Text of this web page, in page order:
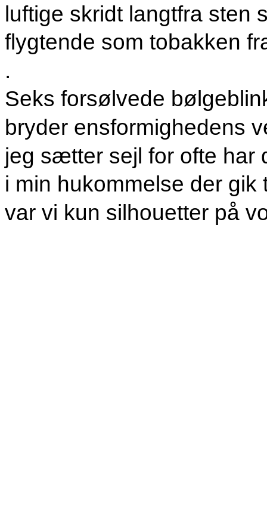
luftige skridt langtfra sten
flygtende som tobakken
.
Seks forsølvede
bryder ensformighedens
jeg sætter sejl for ofte
i min hukommelse der
var vi kun silhouetter på